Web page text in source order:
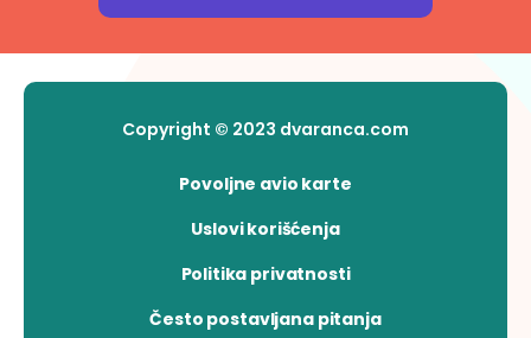
Copyright © 2023 dvaranca.com
Povoljne avio karte
Uslovi korišćenja
Politika privatnosti
Često postavljana pitanja